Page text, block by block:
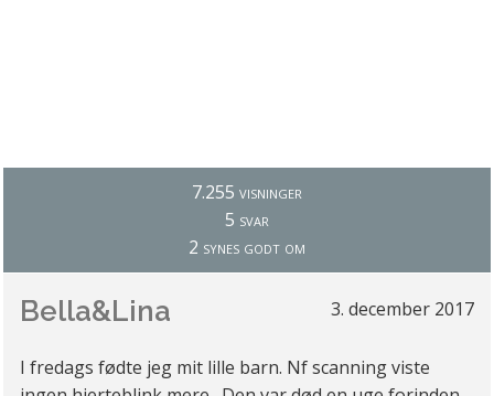
7.255 visninger
5 svar
2 synes godt om
3. december 2017
Bella&Lina
I fredags fødte jeg mit lille barn. Nf scanning viste